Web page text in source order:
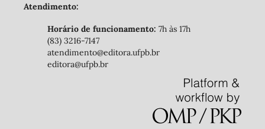
Atendimento:
Horário de funcionamento: 7h às 17h
(83) 3216-7147
atendimento@editora.ufpb.br
editora@ufpb.br